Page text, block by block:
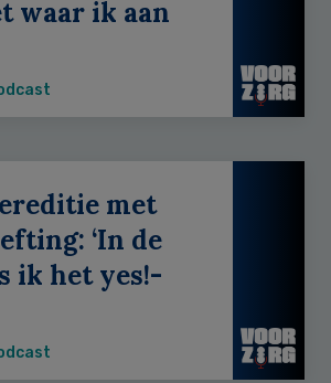
waar ik aan
met
‘In de
ik het yes!-